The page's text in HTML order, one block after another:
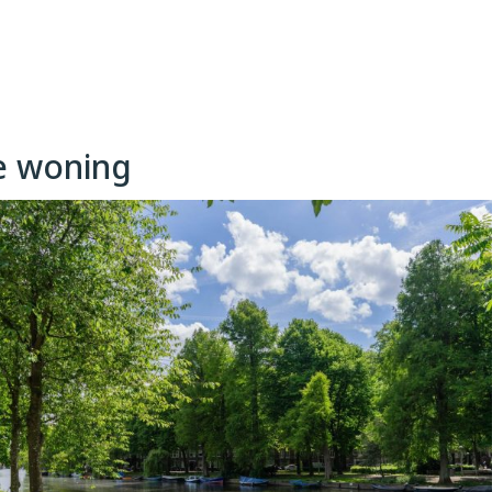
geschikt voor fietsen,
zone van
Hallen en Bos &
en stadsleven. De
en is uitstekend
in het centrum of op
verrijst het nieuwe
het voormalige
woonwijk
woning